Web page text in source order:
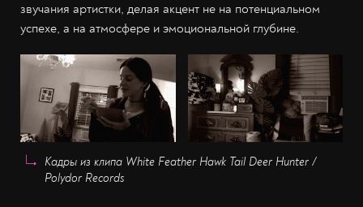
звучания артистки, делая акцент не на потенциальном
успехе, а на атмосфере и эмоциональной глубине.
Кадры из клипа White Feather Hawk Tail Deer Hunter /
Polydor Records